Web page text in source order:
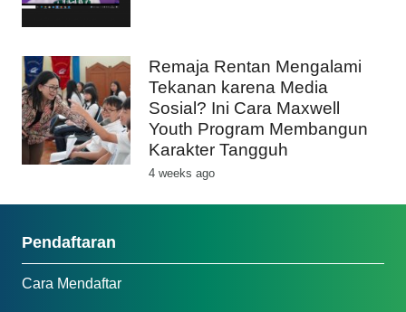
Remaja Rentan Mengalami
Tekanan karena Media
Sosial? Ini Cara Maxwell
Youth Program Membangun
Karakter Tangguh
4 weeks ago
Pendaftaran
Cara Mendaftar